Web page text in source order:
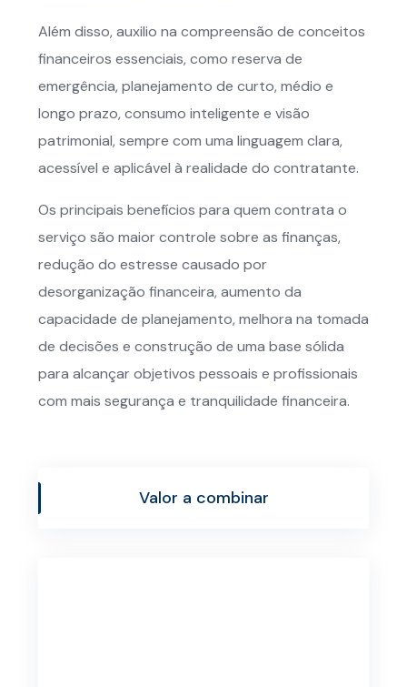
Além disso, auxilio na compreensão de conceitos
financeiros essenciais, como reserva de
emergência, planejamento de curto, médio e
longo prazo, consumo inteligente e visão
patrimonial, sempre com uma linguagem clara,
acessível e aplicável à realidade do contratante.
Os principais benefícios para quem contrata o
serviço são maior controle sobre as finanças,
redução do estresse causado por
desorganização financeira, aumento da
capacidade de planejamento, melhora na tomada
de decisões e construção de uma base sólida
para alcançar objetivos pessoais e profissionais
com mais segurança e tranquilidade financeira.
Valor a combinar